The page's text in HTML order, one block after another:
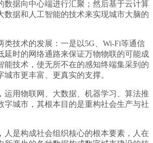
数据向中心端进行汇聚；然后基于云计算
数据和人工智能的技术来实现城市大脑的
技术的发展：一是以5G、Wi-Fi等通信
延时的网络通路来保证万物物联的可能成
能技术，使无所不在的感知终端集采到的
市更丰富、更真实的支撑。
用物联网、大数据、机器学习、算法推
字城市，其根本目的是重构社会生产与社
是构成社会组织核心的根本要素，人在